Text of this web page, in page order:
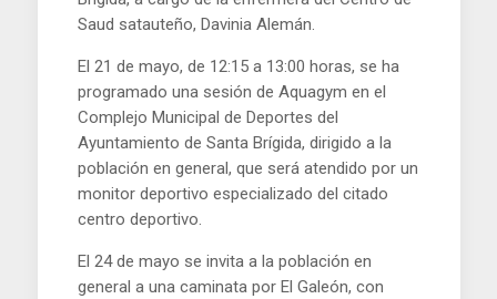
Saud satauteño, Davinia Alemán.
El 21 de mayo, de 12:15 a 13:00 horas, se ha
programado una sesión de Aquagym en el
Complejo Municipal de Deportes del
Ayuntamiento de Santa Brígida, dirigido a la
población en general, que será atendido por un
monitor deportivo especializado del citado
centro deportivo.
El 24 de mayo se invita a la población en
general a una caminata por El Galeón, con